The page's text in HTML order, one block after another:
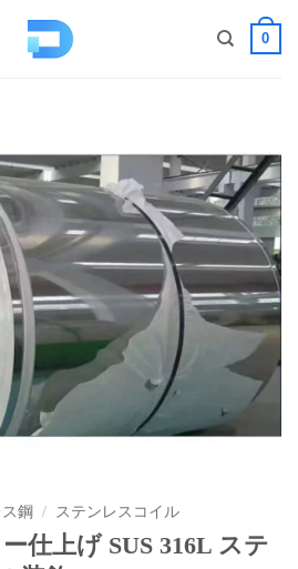
0
鋼 / ステンレスコイル
仕上げ SUS 316L ステ